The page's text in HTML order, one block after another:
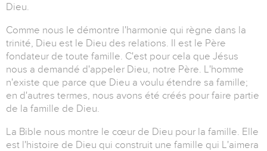
Dieu.
Comme nous le démontre l'harmonie qui règne dans la
trinité, Dieu est le Dieu des relations. Il est le Père
fondateur de toute famille. C'est pour cela que Jésus
nous a demandé d'appeler Dieu, notre Père. L'homme
n'existe que parce que Dieu a voulu étendre sa famille;
en d'autres termes, nous avons été créés pour faire partie
de la famille de Dieu.
La Bible nous montre le cœur de Dieu pour la famille. Elle
est l'histoire de Dieu qui construit une famille qui L'aimera